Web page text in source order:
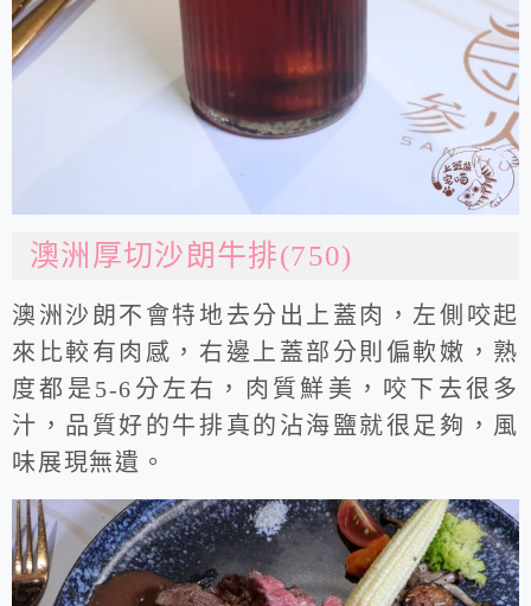
澳洲厚切沙朗牛排(750)
澳洲沙朗不會特地去分出上蓋肉，左側咬起
來比較有肉感，右邊上蓋部分則偏軟嫩，熟
度都是5-6分左右，肉質鮮美，咬下去很多
汁，品質好的牛排真的沾海鹽就很足夠，風
味展現無遺。